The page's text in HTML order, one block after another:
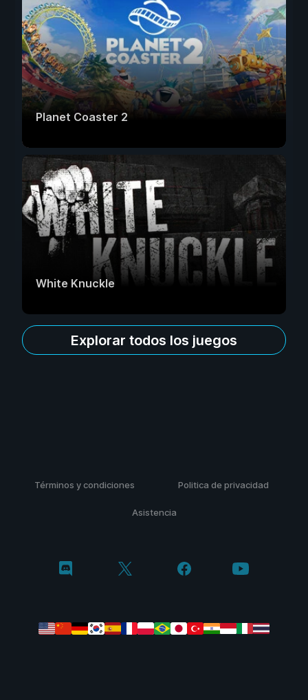
Planet Coaster 2
White Knuckle
Explorar todos los juegos
Términos y condiciones Politica de privacidad
Asistencia